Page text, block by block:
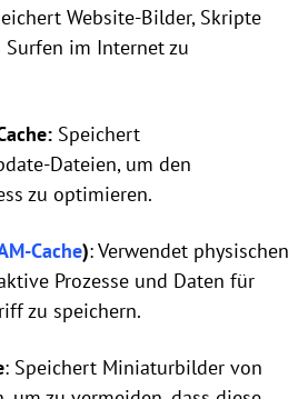
Website-Bilder, Skripte
im Internet zu
Speichert
Dateien, um den
zu optimieren.
Cache): Verwendet physischen
Prozesse und Daten für
zu speichern.
: Speichert Miniaturbilder von